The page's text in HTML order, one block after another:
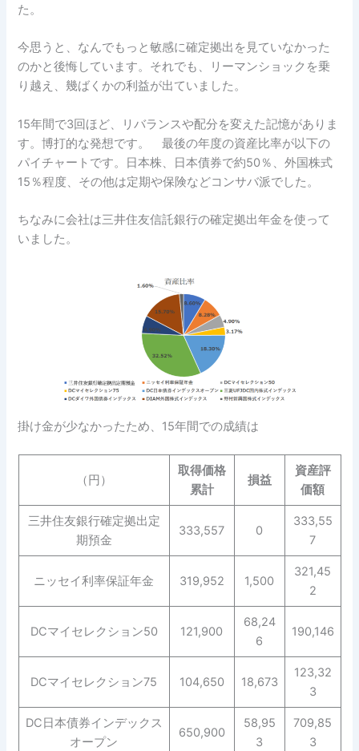
た。
今思うと、なんでもっと敏感に確定拠出を見ていなかった
のかと後悔しています。それでも、リーマンショックを乗
り越え、幾ばくかの利益が出ていました。
15年間で3回ほど、リバランスや配分を変えた記憶がありま
す。博打的な発想です。 最後の年度の資産比率が以下の
パイチャートです。日本株、日本債券で約50％、外国株式
15％程度、その他は定期や保険などコンサバ派でした。
ちなみに会社は三井住友信託銀行の確定拠出年金を使って
いました。
掛け金が少なかったため、15年間での成績は
（円）
取得価格
累計
損益
資産評
価額
三井住友銀行確定拠出定
期預金
333,557 0
333,55
7
ニッセイ利率保証年金 319,952 1,500
321,45
2
DCマイセレクション50 121,900
68,24
6
190,146
DCマイセレクション75 104,650 18,673
123,32
3
DC日本債券インデックス
オープン
650,900
58,95
3
709,85
3